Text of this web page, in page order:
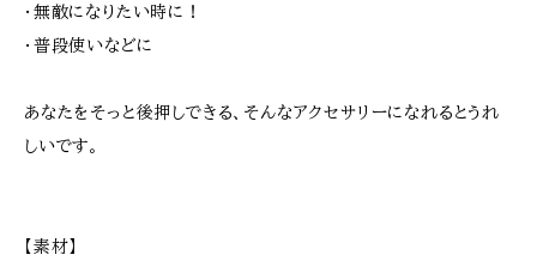
・無敵になりたい時に！
・普段使いなどに
あなたをそっと後押しできる、そんなアクセサリーになれるとうれ
しいです。
【素材】